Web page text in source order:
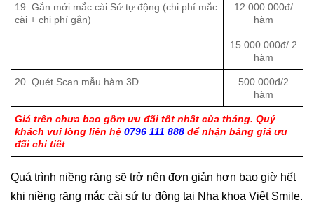
19. Gắn mới mắc cài Sứ tự động (chi phí mắc
cài + chi phí gắn)
12.000.000đ/
hàm
15.000.000đ/ 2
hàm
20. Quét Scan mẫu hàm 3D
500.000đ/2
hàm
Giá trên chưa bao gồm ưu đãi tốt nhất của tháng. Quý
khách vui lòng liên hệ 0796 111 888 để nhận bảng giá ưu
đãi chi tiết
Quá trình niềng răng sẽ trở nên đơn giản hơn bao giờ hết
khi niềng răng mắc cài sứ tự động tại Nha khoa Việt Smile.